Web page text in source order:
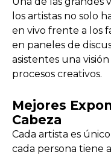
los artistas no solo
en vivo frente a los
en paneles de
asistentes una
procesos creativos.
Mejores
Cabeza
Cada artista es
cada persona tiene